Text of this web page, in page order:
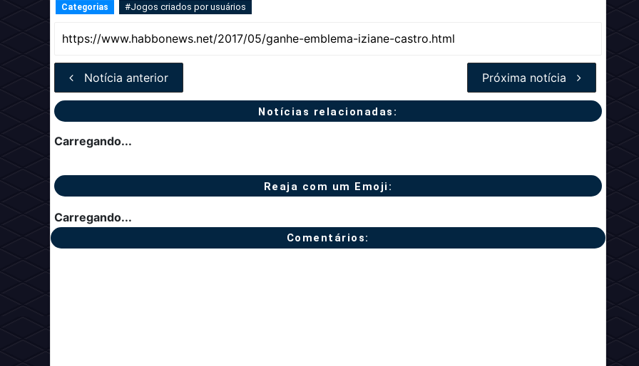
Categorias #Jogos criados por usuários
Notícia anterior Próxima notícia
Notícias relacionadas:
Carregando...
Reaja com um Emoji:
Carregando...
Comentários: